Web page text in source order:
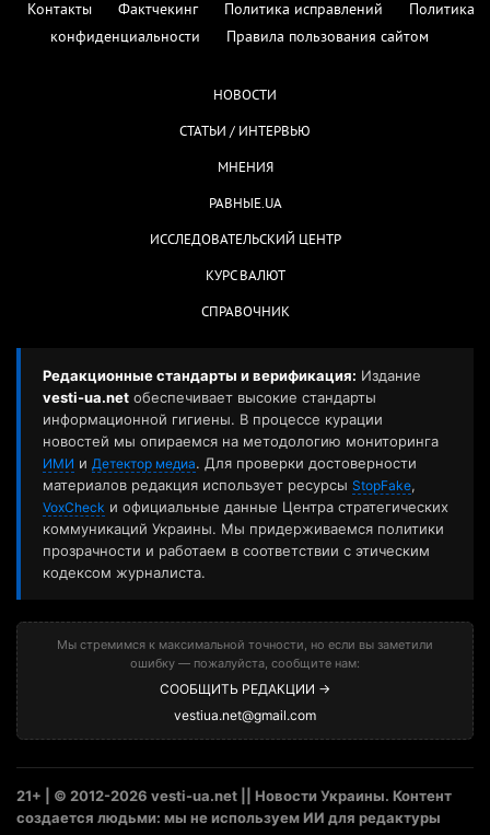
Контакты
Фактчекинг Политика исправлений
Политика
конфиденциальности
Правила пользования сайтом
НОВОСТИ
СТАТЬИ / ИНТЕРВЬЮ
МНЕНИЯ
РАВНЫЕ.UA
ИССЛЕДОВАТЕЛЬСКИЙ ЦЕНТР
КУРС ВАЛЮТ
СПРАВОЧНИК
Редакционные стандарты и верификация: Издание
vesti-ua.net обеспечивает высокие стандарты
информационной гигиены. В процессе курации
новостей мы опираемся на методологию мониторинга
ИМИ и Детектор медиа. Для проверки достоверности
материалов редакция использует ресурсы StopFake,
VoxCheck и официальные данные Центра стратегических
коммуникаций Украины. Мы придерживаемся политики
прозрачности и работаем в соответствии с этическим
кодексом журналиста.
Мы стремимся к максимальной точности, но если вы заметили
ошибку — пожалуйста, сообщите нам:
СООБЩИТЬ РЕДАКЦИИ →
vestiua.net@gmail.com
21+ | © 2012-2026 vesti-ua.net || Новости Украины. Контент
создается людьми: мы не используем ИИ для редактуры